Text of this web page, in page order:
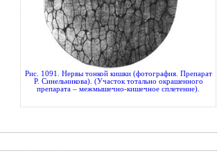
Рис. 1091. Нервы тонкой кишки (фотография. Препарат
Р. Синельникова). (Участок тотально окрашенного
препарата – межмышечно-кишечное сплетение).